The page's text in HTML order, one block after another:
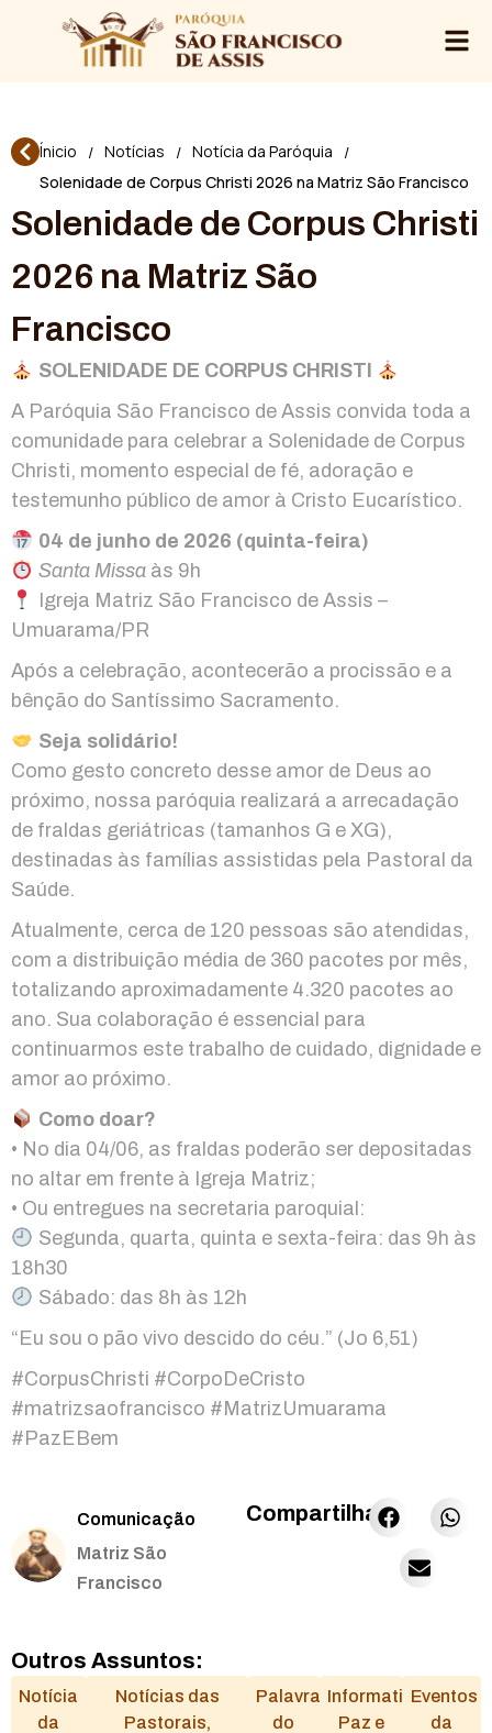
Ínicio / Notícias / Notícia da Paróquia
/
Solenidade de Corpus Christi 2026 na Matriz São Francisco
Solenidade de Corpus Christi
2026 na Matriz São
Francisco
SOLENIDADE DE CORPUS CHRISTI
A Paróquia São Francisco de Assis convida toda a
comunidade para celebrar a Solenidade de Corpus
Christi, momento especial de fé, adoração e
testemunho público de amor à Cristo Eucarístico.
04 de junho de 2026 (quinta-feira)
Santa Missaàs 9h
Igreja Matriz São Francisco de Assis –
Umuarama/PR
Após a celebração, acontecerão a procissão e a
bênção do Santíssimo Sacramento.
Seja solidário!
Como gesto concreto desse amor de Deus ao
próximo, nossa paróquia realizará a arrecadação
de fraldas geriátricas (tamanhos G e XG),
destinadas às famílias assistidas pela Pastoral da
Saúde.
Atualmente, cerca de 120 pessoas são atendidas,
com a distribuição média de 360 pacotes por mês,
totalizando aproximadamente 4.320 pacotes ao
ano. Sua colaboração é essencial para
continuarmos este trabalho de cuidado, dignidade e
amor ao próximo.
Como doar?
• No dia 04/06, as fraldas poderão ser depositadas
no altar em frente à Igreja Matriz;
• Ou entregues na secretaria paroquial:
Segunda, quarta, quinta e sexta-feira: das 9h às
18h30
Sábado: das 8h às 12h
“Eu sou o pão vivo descido do céu.” (Jo 6,51)
#CorpusChristi #CorpoDeCristo
#matrizsaofrancisco #MatrizUmuarama
#PazEBem
Comunicação
Matriz São
Francisco
Compartilhar:
Outros Assuntos:
Notícia
da
Notícias das
Pastorais,
Palavra
do
Informativo
Paz e
Eventos
da